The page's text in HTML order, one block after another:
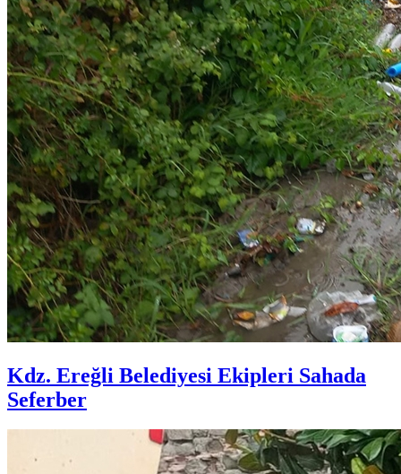
Kdz. Ereğli Belediyesi Ekipleri Sahada
Seferber